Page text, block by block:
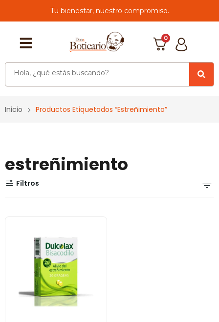
Tu bienestar, nuestro compromiso.
0
Inicio Productos Etiquetados “estreñimiento”
estreñimiento
Filtros